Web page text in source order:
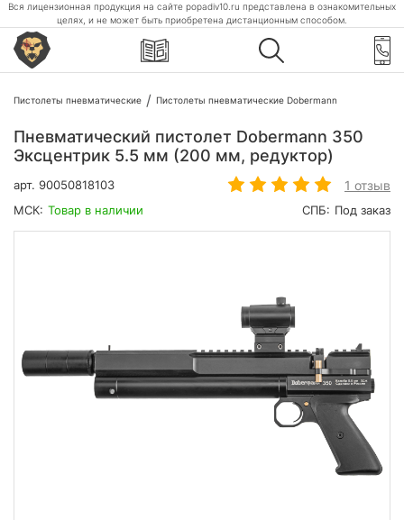
Вся лицензионная продукция на сайте popadiv10.ru представлена в ознакомительных
целях, и не может быть приобретена дистанционным способом.
Пистолеты пневматические Пистолеты пневматические Dobermann
Пневматический пистолет Dobermann 350
Эксцентрик 5.5 мм (200 мм, редуктор)
арт. 90050818103 1 отзыв
МСК: Товар в наличии СПБ: Под заказ